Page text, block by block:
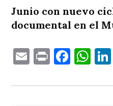
Junio con nuevo
documental en el
EmailPrint